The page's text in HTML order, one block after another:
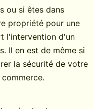
ou si êtes dans
propriété pour une
l'intervention d'un
Il en est de même si
la sécurité de votre